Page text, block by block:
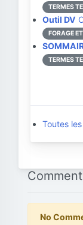
TERMES
Outil DV
FORAGE
TERMES
Toutes
No